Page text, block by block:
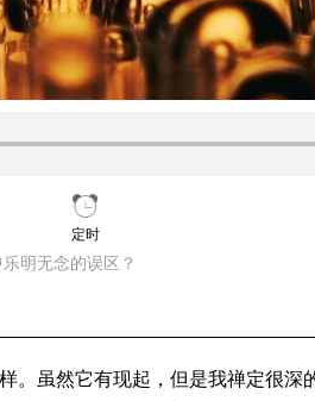
定时
明无念的误区？
。虽然它有现起，但是我禅定很深